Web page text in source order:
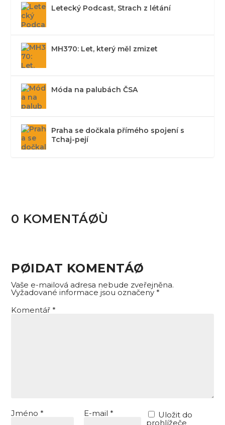
Letecký Podcast, Strach z létání
MH370: Let, který měl zmizet
Móda na palubách ČSA
Praha se dočkala přímého spojení s
Tchaj-pejí
0 KOMENTÁØÙ
PØIDAT KOMENTÁØ
Vaše e-mailová adresa nebude zveřejněna.
Vyžadované informace jsou označeny*
Komentář*
Jméno* E-mail *
Uložit do
prohlížeče